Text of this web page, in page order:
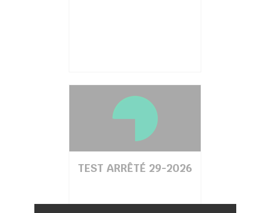
TEST ARRÊTÉ 29-2026